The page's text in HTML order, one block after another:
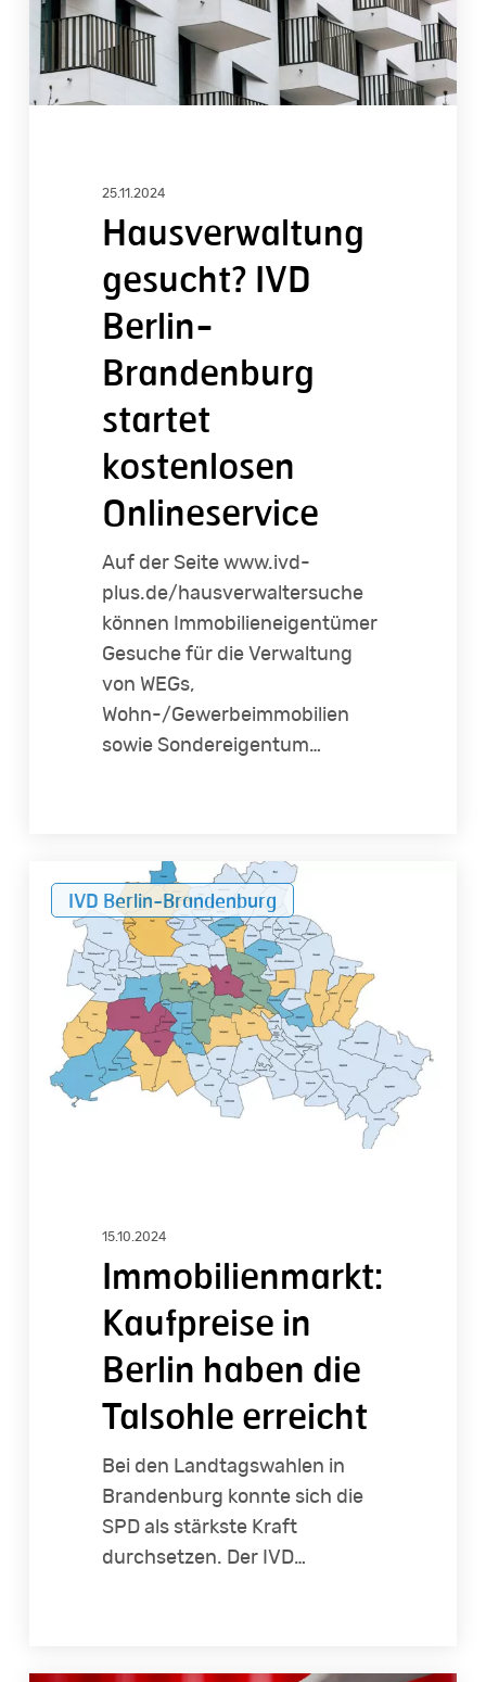
kostenlosen
Onlineservice
25.11.2024
Hausverwaltung
gesucht? IVD
Berlin-
Brandenburg
startet
kostenlosen
Onlineservice
Auf der Seite www.ivd-
plus.de/hausverwaltersuche
können Immobilieneigentümer
Gesuche für die Verwaltung
von WEGs,
Wohn-/Gewerbeimmobilien
sowie Sondereigentum…
Immobilienmarkt:
Kaufpreise
Berlin
Talsohle
erreicht
IVD Berlin-Brandenburg
15.10.2024
Immobilienmarkt:
Kaufpreise in
Berlin haben die
Talsohle erreicht
Bei den Landtagswahlen in
Brandenburg konnte sich die
SPD als stärkste Kraft
durchsetzen. Der IVD…